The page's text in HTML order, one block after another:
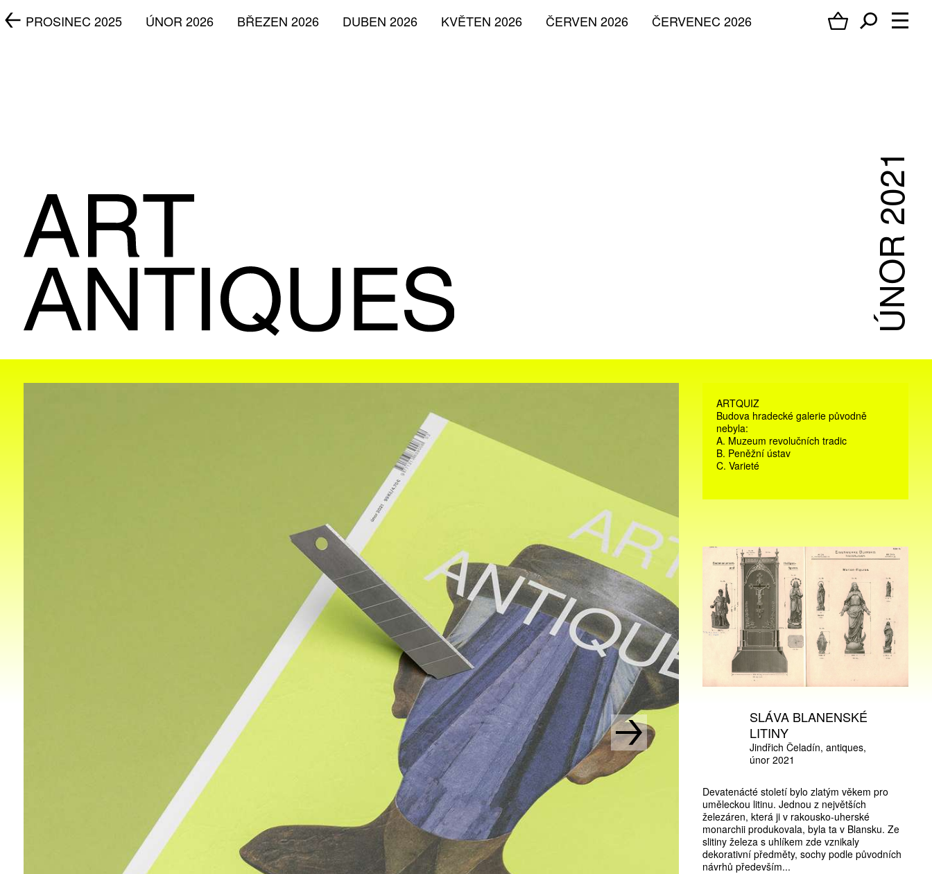
ČERVENEC 2026
ČERVEN 2026
KVĚTEN 2026
DUBEN 2026
BŘEZEN 2026
ÚNOR 2026
PROSINEC 2025
ÚNOR 2021
ARTQUIZ
Budova hradecké galerie původně
nebyla:
A. Muzeum revolučních tradic
B. Peněžní ústav
C. Varieté
SLÁVA BLANENSKÉ
LITINY
Jindřich Čeladín antiques
únor 2021
Devatenácté století bylo zlatým věkem pro
uměleckou litinu. Jednou z největších
železáren, která ji v rakousko-uherské
monarchii produkovala, byla ta v Blansku. Ze
slitiny železa s uhlíkem zde vznikaly
dekorativní předměty, sochy podle původních
návrhů především...